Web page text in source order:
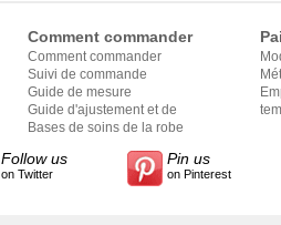
Comment commander
Comment commander
Suivi de commande
Guide de mesure
Guide d'ajustement et de
style
Bases de soins de la robe
Follow us
on Twitter
Pin us
on Pinterest